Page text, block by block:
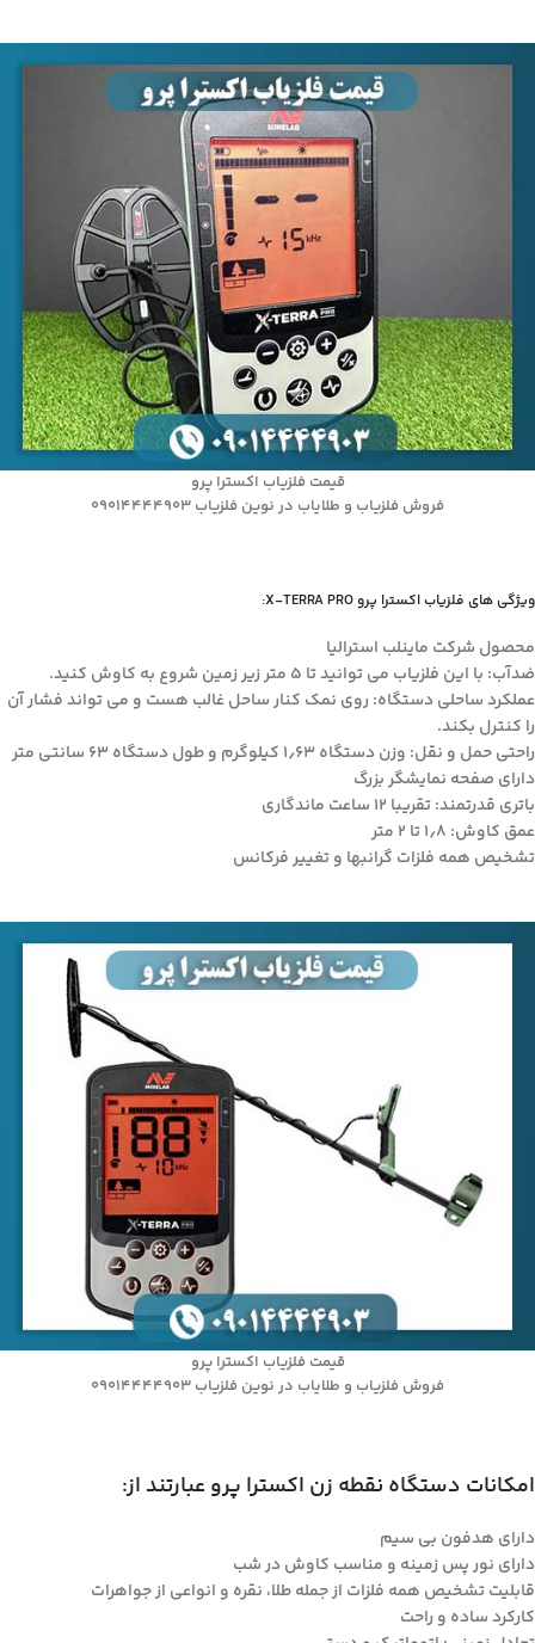
قیمت فلزیاب اکسترا پرو
فروش فلزیاب و طلایاب در نوین فلزیاب 09014444903
ویژگی های فلزیاب اکسترا پرو X-TERRA PRO:
محصول شرکت ماینلب استرالیا
ضدآب: با این فلزیاب می توانید تا ۵ متر زیر زمین شروع به کاوش کنید.
عملکرد ساحلی دستگاه: روی نمک کنار ساحل غالب هست و می تواند فشار آن
را کنترل بکند.
راحتی حمل و نقل: وزن دستگاه ۱٫۶۳ کیلوگرم و طول دستگاه ۶۳ سانتی متر
دارای صفحه نمایشگر بزرگ
باتری قدرتمند: تقریبا ۱۲ ساعت ماندگاری
عمق کاوش: ۱٫۸ تا ۲ متر
تشخیص همه فلزات گرانبها و تغییر فرکانس
قیمت فلزیاب اکسترا پرو
فروش فلزیاب و طلایاب در نوین فلزیاب 09014444903
امکانات دستگاه نقطه زن اکسترا پرو عبارتند از:
دارای هدفون بی سیم
دارای نور پس زمینه و مناسب کاوش در شب
قابلیت تشخیص همه فلزات از جمله طلا، نقره و انواعی از جواهرات
کارکرد ساده و راحت